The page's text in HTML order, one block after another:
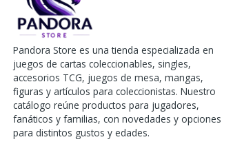
Pandora Store es una tienda especializada en
juegos de cartas coleccionables, singles,
accesorios TCG, juegos de mesa, mangas,
figuras y artículos para coleccionistas. Nuestro
catálogo reúne productos para jugadores,
fanáticos y familias, con novedades y opciones
para distintos gustos y edades.